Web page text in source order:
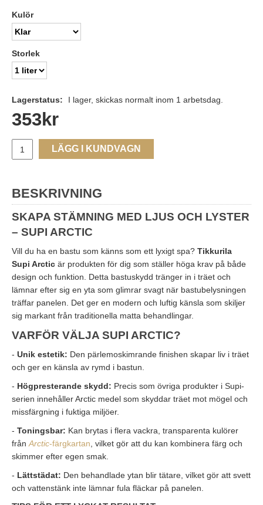
Kulör
Storlek
Lagerstatus: I lager, skickas normalt inom 1 arbetsdag.
353 kr
LÄGG I KUNDVAGN
BESKRIVNING
SKAPA STÄMNING MED LJUS OCH LYSTER
– SUPI ARCTIC
Vill du ha en bastu som känns som ett lyxigt spa? Tikkurila
Supi Arctic är produkten för dig som ställer höga krav på både
design och funktion. Detta bastuskydd tränger in i träet och
lämnar efter sig en yta som glimrar svagt när bastubelysningen
träffar panelen. Det ger en modern och luftig känsla som skiljer
sig markant från traditionella matta behandlingar.
VARFÖR VÄLJA SUPI ARCTIC?
- Unik estetik: Den pärlemoskimrande finishen skapar liv i träet
och ger en känsla av rymd i bastun.
- Högpresterande skydd: Precis som övriga produkter i Supi-
serien innehåller Arctic medel som skyddar träet mot mögel och
missfärgning i fuktiga miljöer.
- Toningsbar: Kan brytas i flera vackra, transparenta kulörer
från Arctic-färgkartan , vilket gör att du kan kombinera färg och
skimmer efter egen smak.
- Lättstädat: Den behandlade ytan blir tätare, vilket gör att svett
och vattenstänk inte lämnar fula fläckar på panelen.